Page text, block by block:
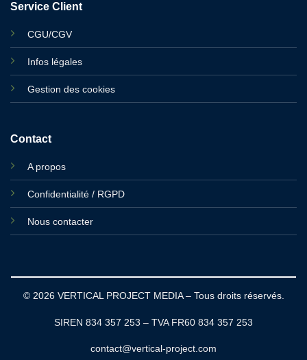
Service Client
CGU/CGV
Infos légales
Gestion des cookies
Contact
A propos
Confidentialité / RGPD
Nous contacter
© 2026 VERTICAL PROJECT MEDIA – Tous droits réservés.
SIREN 834 357 253 – TVA FR60 834 357 253
contact@vertical-project.com